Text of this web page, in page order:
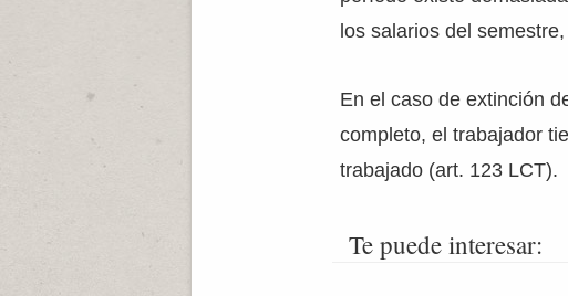
los salarios del
En el caso de extinción
completo, el trabajador
trabajado (art. 123 LCT).
Te puede interesar: